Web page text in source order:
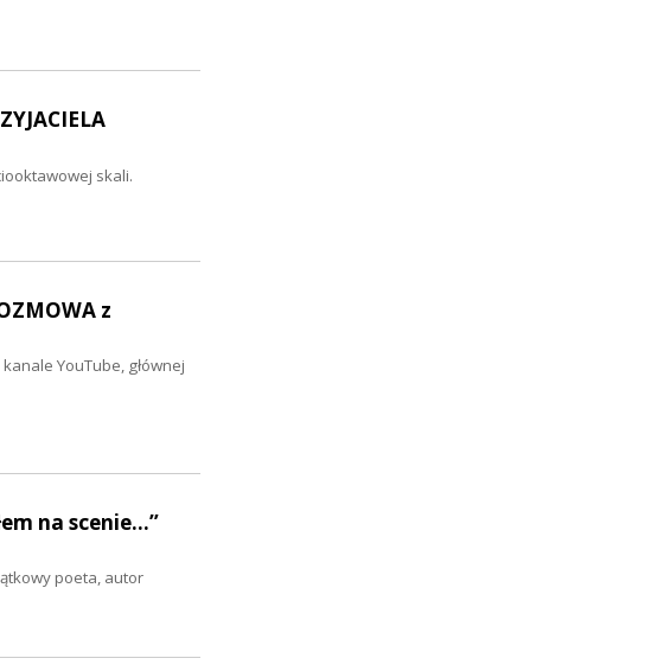
skali.
z
YouTube, głównej
na scenie...”
poeta, autor